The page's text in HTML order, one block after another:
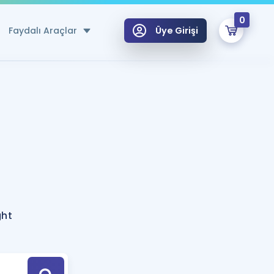
Faydalı Araçlar
Hesaplama Aracı
için Öneriler
Tek Takvimde
Üye Girişi
0
Hoca ile seni sınava hazırlayacak onlarca eğitim seni bekliyor!